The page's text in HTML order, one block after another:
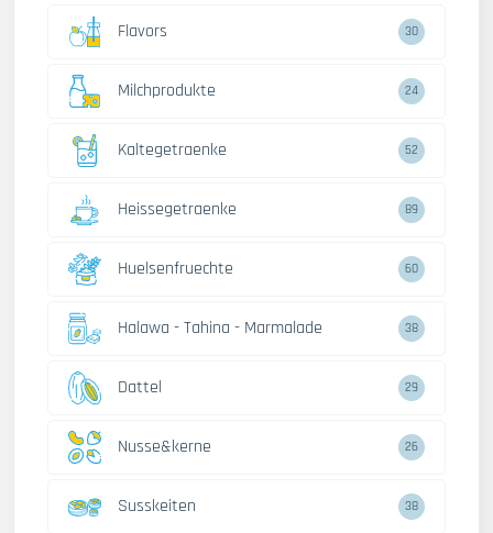
Flavors 30
Milchprodukte 24
Kaltegetraenke 52
Heissegetraenke 89
Huelsenfruechte 60
Halawa - Tahina - Marmalade 38
Dattel 29
Nusse&kerne 26
Susskeiten 38